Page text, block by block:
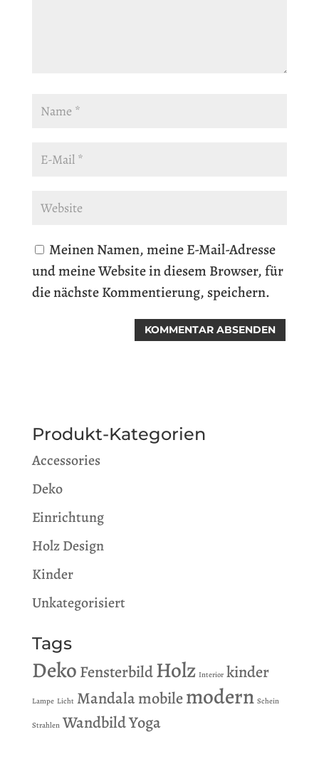
Meinen Namen, meine E-Mail-Adresse
und meine Website in diesem Browser, für
die nächste Kommentierung, speichern.
Produkt-Kategorien
Accessories
Deko
Einrichtung
Holz Design
Kinder
Unkategorisiert
Tags
DekoFensterbildHolz Interior kinder
Lampe Licht Mandalamobilemodern Schein
Strahlen WandbildYoga